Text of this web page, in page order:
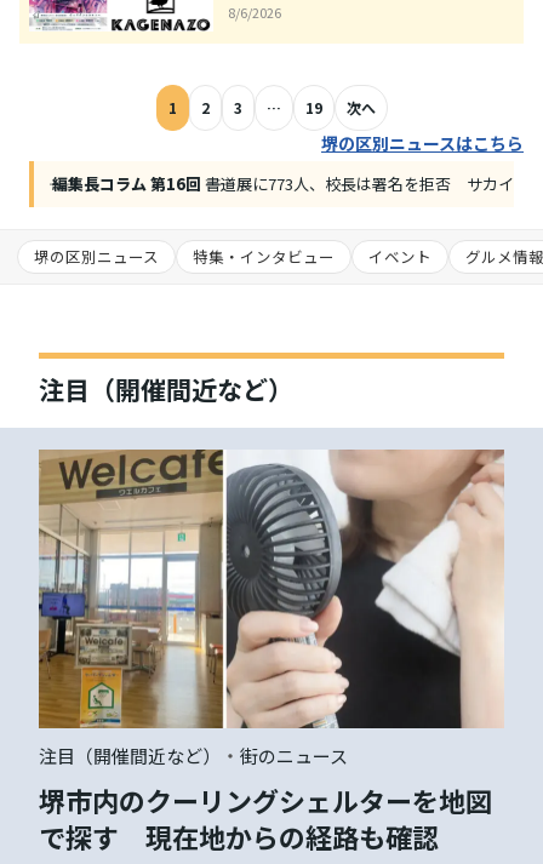
8/6/2026
1 2 3 … 19 次へ
堺の区別ニュースはこちら
―― 編集長コラム 第16回 ―― 書道展に773人、校長は署名を拒否 サカイタ
堺の区別ニュース 特集・インタビュー イベント グルメ情報
注目（開催間近など）
注目（開催間近など） ・ 街のニュース
堺市内のクーリングシェルターを地図
で探す 現在地からの経路も確認